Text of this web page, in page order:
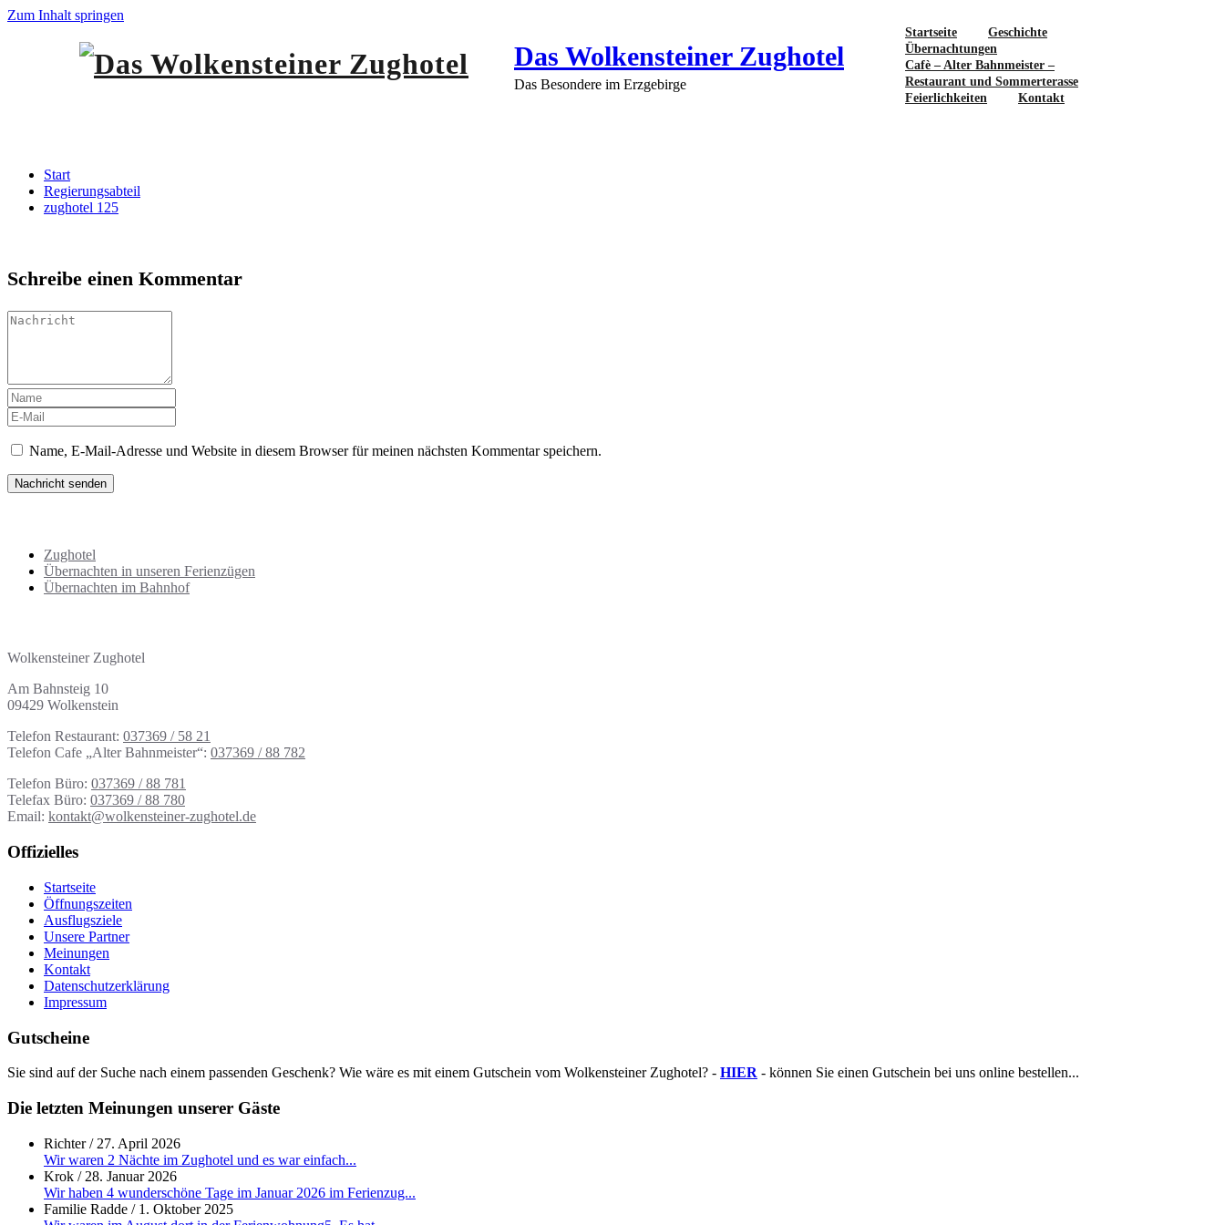
Zum Inhalt springen
Das Wolkensteiner Zughotel
Das Besondere im Erzgebirge
Startseite
Geschichte
Übernachtungen
Cafè – Alter Bahnmeister –
Restaurant und Sommerterasse
Feierlichkeiten
Kontakt
Start
Regierungsabteil
zughotel 125
Schreibe einen Kommentar
Name, E-Mail-Adresse und Website in diesem Browser für meinen nächsten Kommentar speichern.
Zughotel
Übernachten in unseren Ferienzügen
Übernachten im Bahnhof
Wolkensteiner Zughotel
Am Bahnsteig 10
09429 Wolkenstein
Telefon Restaurant: 037369 / 58 21
Telefon Cafe „Alter Bahnmeister“: 037369 / 88 782
Telefon Büro: 037369 / 88 781
Telefax Büro: 037369 / 88 780
Email: kontakt@wolkensteiner-zughotel.de
Offizielles
Startseite
Öffnungszeiten
Ausflugsziele
Unsere Partner
Meinungen
Kontakt
Datenschutzerklärung
Impressum
Gutscheine
Sie sind auf der Suche nach einem passenden Geschenk? Wie wäre es mit einem Gutschein vom Wolkensteiner Zughotel? - HIER - können Sie einen Gutschein bei uns online bestellen...
Die letzten Meinungen unserer Gäste
Richter/ 27. April 2026
Wir waren 2 Nächte im Zughotel und es war einfach...
Krok / 28. Januar 2026
Wir haben 4 wunderschöne Tage im Januar 2026 im Ferienzug...
Familie Radde / 1. Oktober 2025